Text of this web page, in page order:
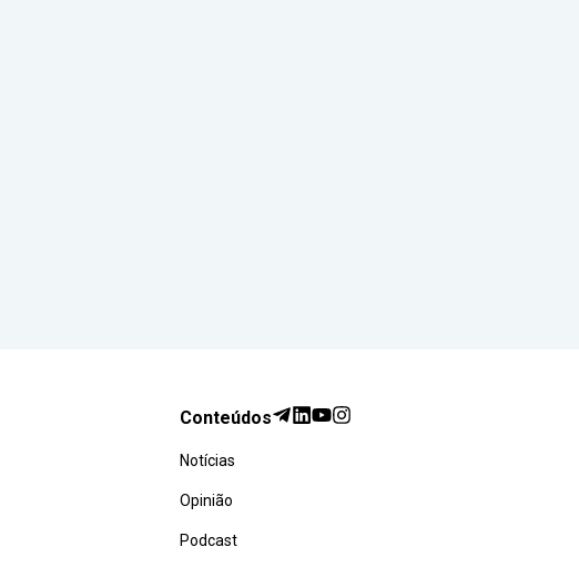
Conteúdos
Notícias
Opinião
Podcast